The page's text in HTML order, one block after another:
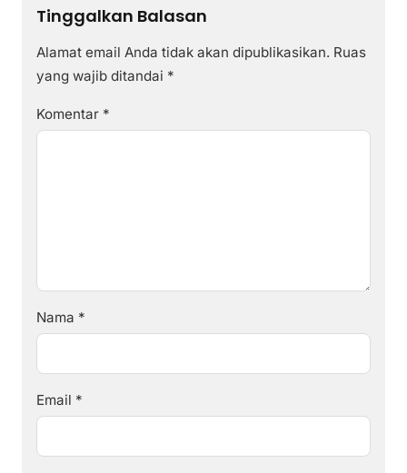
Tinggalkan Balasan
Alamat email Anda tidak akan dipublikasikan. Ruas
yang wajib ditandai *
Komentar *
Nama *
Email *